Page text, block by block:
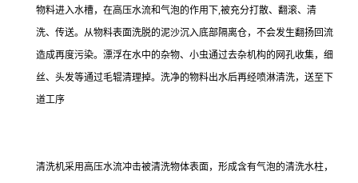
物料进入水槽，在高压水流和气泡的作用下,被充分打散、翻滚、清
洗、传送。从物料表面洗脱的泥沙沉入底部隔离仓，不会发生翻扬回流
造成再度污染。漂浮在水中的杂物、小虫通过去杂机构的网孔收集，细
丝、头发等通过毛辊清理掉。洗净的物料出水后再经喷淋清洗，送至下
道工序
清洗机采用高压水流冲击被清洗物体表面，形成含有气泡的清洗水柱，